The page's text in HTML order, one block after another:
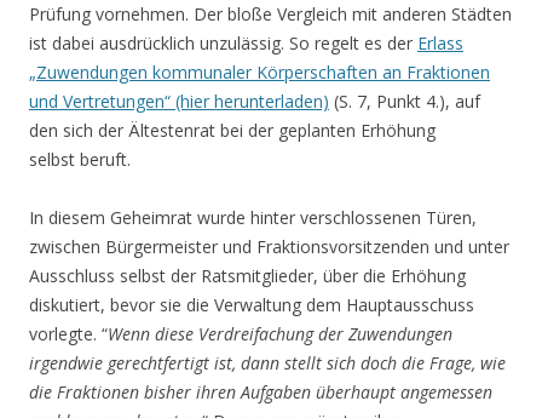
Prüfung vornehmen. Der bloße Vergleich mit anderen Städten
ist dabei ausdrücklich unzulässig. So regelt es der Erlass
„Zuwendungen kommunaler Körperschaften an Fraktionen
und Vertretungen“ (hier herunterladen) (S. 7, Punkt 4.), auf
den sich der Ältestenrat bei der geplanten Erhöhung
selbst beruft.
In diesem Geheimrat wurde hinter verschlossenen Türen,
zwischen Bürgermeister und Fraktionsvorsitzenden und unter
Ausschluss selbst der Ratsmitglieder, über die Erhöhung
diskutiert, bevor sie die Verwaltung dem Hauptausschuss
vorlegte. “Wenn diese Verdreifachung der Zuwendungen
irgendwie gerechtfertigt ist, dann stellt sich doch die Frage, wie
die Fraktionen bisher ihren Aufgaben überhaupt angemessen